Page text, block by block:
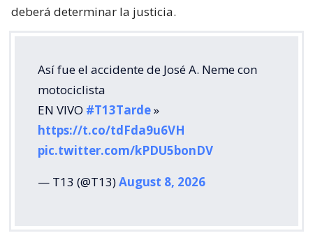
deberá determinar la justicia.
Así fue el accidente de José A. Neme con
motociclista
EN VIVO #T13Tarde»
https://t.co/tdFda9u6VH
pic.twitter.com/kPDU5bonDV
— T13 (@T13)August 8, 2026